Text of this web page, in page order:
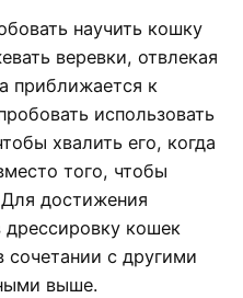
научить кошку
веревки, отвлекая
приближается к
использовать
хвалить его, когда
того, чтобы
достижения
дрессировку кошек
сочетании с другими
выше.